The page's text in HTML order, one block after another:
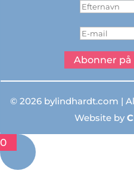
Abonner
© 2026 bylindhardt.com |
Website by
0